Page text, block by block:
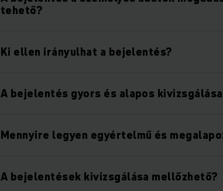
tehető?
Ki ellen irányulhat a bejelentés?
A bejelentés gyors és alapos kivizsgálása
Mennyire legyen egyértelmű és
A bejelentések kivizsgálása mellőzhető?